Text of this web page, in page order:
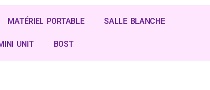
MATÉRIEL PORTABLE SALLE BLANCHE
UNIT BOST